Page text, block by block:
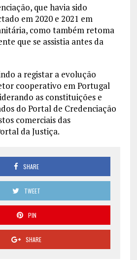
que havia sido
em 2020 e 2021 em
como também retoma
que se assistia antes da
a registar a evolução
cooperativo em Portugal
as constituições e
do Portal de Credenciação
comerciais das
da Justiça.
SHARE
TWEET
PIN
SHARE